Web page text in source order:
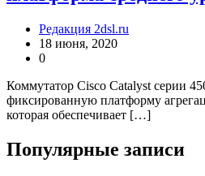
Редакция 2dsl.ru
18 июня, 2020
0
Коммутатор Cisco Catalyst серии
фиксированную платформу
которая обеспечивает […]
Популярные записи